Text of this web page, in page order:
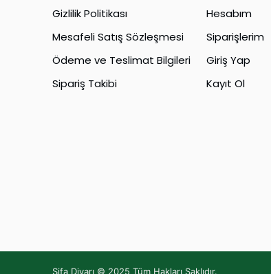
Gizlilik Politikası
Mesafeli Satış Sözleşmesi
Ödeme ve Teslimat Bilgileri
Sipariş Takibi
Hesabım
Siparişlerim
Giriş Yap
Kayıt Ol
Şifa Diyarı © 2025 Tüm Hakları Saklıdır.